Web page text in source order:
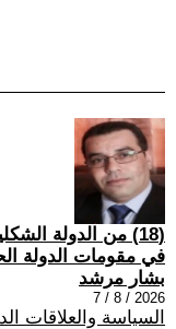
(18) من الدولة
في مقومات الدولة
بشار مرشد
2026 / 8 / 7
السياسة والعلاقات